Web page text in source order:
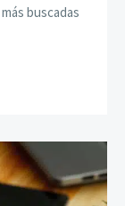
buscadas